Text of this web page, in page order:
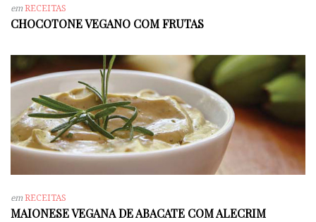
emRECEITAS
CHOCOTONE VEGANO COM FRUTAS
emRECEITAS
MAIONESE VEGANA DE ABACATE COM ALECRIM